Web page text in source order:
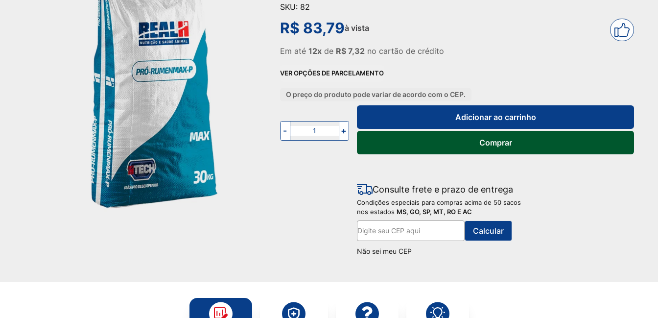
SKU: 82
R$ 83,79à vista
Em até 12xde R$ 7,32no cartão de crédito
VER OPÇÕES DE PARCELAMENTO
O preço do produto pode variar de acordo com o CEP.
- +
Adicionar ao carrinho
Comprar
Consulte frete e prazo de entrega
Condições especiais para compras acima de 50 sacos
nos estados MS, GO, SP, MT, RO E AC
Não sei meu CEP